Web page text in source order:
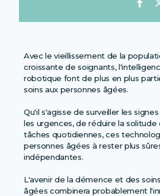
Avec le vieillissement de la
croissante de soignants,
robotique font de plus en plus
soins aux personnes âgées.
Qu'il s'agisse de surveiller les
les urgences, de réduire la solitude
tâches quotidiennes, ces
personnes âgées à rester plus
indépendantes.
L'avenir de la démence et des
âgées combinera probablement